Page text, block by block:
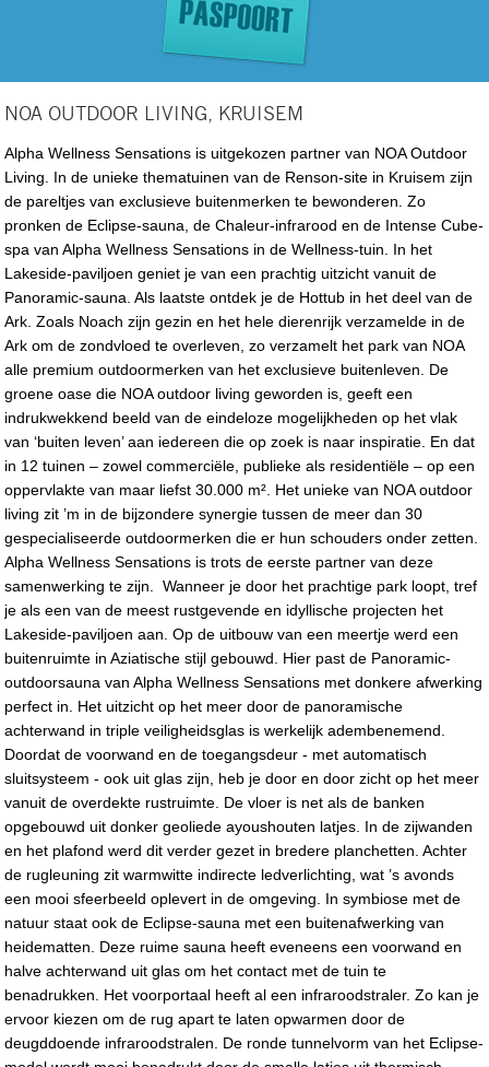
NOA OUTDOOR LIVING, KRUISEM
Alpha Wellness Sensations is uitgekozen partner van NOA Outdoor
Living. In de unieke thematuinen van de Renson-site in Kruisem zijn
de pareltjes van exclusieve buitenmerken te bewonderen. Zo
pronken de Eclipse-sauna, de Chaleur-infrarood en de Intense Cube-
spa van Alpha Wellness Sensations in de Wellness-tuin. In het
Lakeside-paviljoen geniet je van een prachtig uitzicht vanuit de
Panoramic-sauna. Als laatste ontdek je de Hottub in het deel van de
Ark. Zoals Noach zijn gezin en het hele dierenrijk verzamelde in de
Ark om de zondvloed te overleven, zo verzamelt het park van NOA
alle premium outdoormerken van het exclusieve buitenleven. De
groene oase die NOA outdoor living geworden is, geeft een
indrukwekkend beeld van de eindeloze mogelijkheden op het vlak
van ‘buiten leven’ aan iedereen die op zoek is naar inspiratie. En dat
in 12 tuinen – zowel commerciële, publieke als residentiële – op een
oppervlakte van maar liefst 30.000 m². Het unieke van NOA outdoor
living zit ’m in de bijzondere synergie tussen de meer dan 30
gespecialiseerde outdoormerken die er hun schouders onder zetten.
Alpha Wellness Sensations is trots de eerste partner van deze
samenwerking te zijn. Wanneer je door het prachtige park loopt, tref
je als een van de meest rustgevende en idyllische projecten het
Lakeside-paviljoen aan. Op de uitbouw van een meertje werd een
buitenruimte in Aziatische stijl gebouwd. Hier past de Panoramic-
outdoorsauna van Alpha Wellness Sensations met donkere afwerking
perfect in. Het uitzicht op het meer door de panoramische
achterwand in triple veiligheidsglas is werkelijk adembenemend.
Doordat de voorwand en de toegangsdeur - met automatisch
sluitsysteem - ook uit glas zijn, heb je door en door zicht op het meer
vanuit de overdekte rustruimte. De vloer is net als de banken
opgebouwd uit donker geoliede ayoushouten latjes. In de zijwanden
en het plafond werd dit verder gezet in bredere planchetten. Achter
de rugleuning zit warmwitte indirecte ledverlichting, wat ’s avonds
een mooi sfeerbeeld oplevert in de omgeving. In symbiose met de
natuur staat ook de Eclipse-sauna met een buitenafwerking van
heidematten. Deze ruime sauna heeft eveneens een voorwand en
halve achterwand uit glas om het contact met de tuin te
benadrukken. Het voorportaal heeft al een infraroodstraler. Zo kan je
ervoor kiezen om de rug apart te laten opwarmen door de
deugddoende infraroodstralen. De ronde tunnelvorm van het Eclipse-